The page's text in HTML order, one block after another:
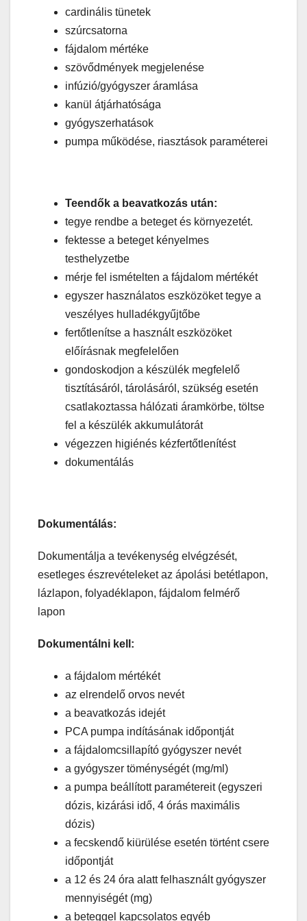
cardinális tünetek
szúrcsatorna
fájdalom mértéke
szövődmények megjelenése
infúzió/gyógyszer áramlása
kanül átjárhatósága
gyógyszerhatások
pumpa működése, riasztások paraméterei
Teendők a beavatkozás után:
tegye rendbe a beteget és környezetét.
fektesse a beteget kényelmes
testhelyzetbe
mérje fel ismételten a fájdalom mértékét
egyszer használatos eszközöket tegye a
veszélyes hulladékgyűjtőbe
fertőtlenítse a használt eszközöket
előírásnak megfelelően
gondoskodjon a készülék megfelelő
tisztításáról, tárolásáról, szükség esetén
csatlakoztassa hálózati áramkörbe, töltse
fel a készülék akkumulátorát
végezzen higiénés kézfertőtlenítést
dokumentálás
Dokumentálás:
Dokumentálja a tevékenység elvégzését,
esetleges észrevételeket az ápolási betétlapon,
lázlapon, folyadéklapon, fájdalom felmérő
lapon
Dokumentálni kell:
a fájdalom mértékét
az elrendelő orvos nevét
a beavatkozás idejét
PCA pumpa indításának időpontját
a fájdalomcsillapító gyógyszer nevét
a gyógyszer töménységét (mg/ml)
a pumpa beállított paramétereit (egyszeri
dózis, kizárási idő, 4 órás maximális
dózis)
a fecskendő kiürülése esetén történt csere
időpontját
a 12 és 24 óra alatt felhasznált gyógyszer
mennyiségét (mg)
a beteggel kapcsolatos egyéb